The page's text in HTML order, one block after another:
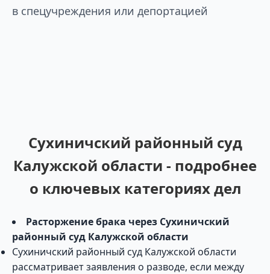
в спецучреждения или депортацией
Сухиничский районный суд
Калужской области - подробнее
о ключевых категориях дел
Расторжение брака через Сухиничский
районный суд Калужской области
Сухиничский районный суд Калужской области
рассматривает заявления о разводе, если между